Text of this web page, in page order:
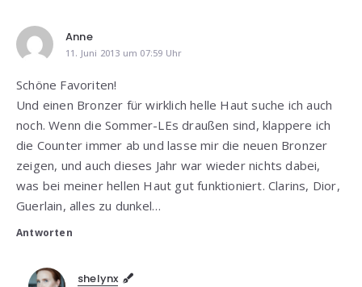
Anne
11. Juni 2013 um 07:59 Uhr
Schöne Favoriten!
Und einen Bronzer für wirklich helle Haut suche ich auch
noch. Wenn die Sommer-LEs draußen sind, klappere ich
die Counter immer ab und lasse mir die neuen Bronzer
zeigen, und auch dieses Jahr war wieder nichts dabei,
was bei meiner hellen Haut gut funktioniert. Clarins, Dior,
Guerlain, alles zu dunkel…
Antworten
shelynx